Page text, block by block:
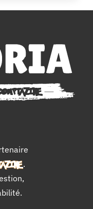
.